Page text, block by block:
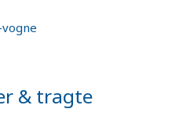
& tragte